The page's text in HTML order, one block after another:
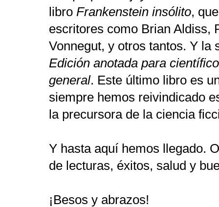
libro Frankenstein insólito,
escritores como Brian Aldiss,
Vonnegut, y otros tantos. Y
Edición anotada para
general. Este último libro es
siempre hemos reivindicado
la precursora de la ciencia
Y hasta aquí hemos llegado.
de lecturas, éxitos, salud y
¡Besos y abrazos!